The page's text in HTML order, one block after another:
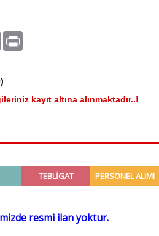
EmailPrint
kayıt altına alınmaktadır..!